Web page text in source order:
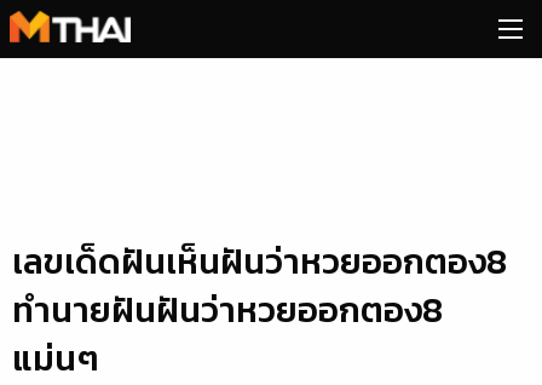
Skip
to
เลขเด็ดฝันเห็นฝันว่าหวยออกตอง8
ทำนายฝันฝันว่าหวยออกตอง8
แม่นๆ